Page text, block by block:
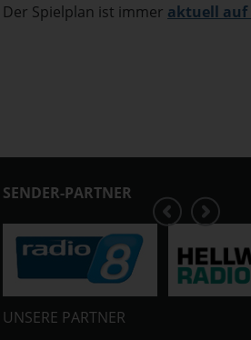
Der Spielplan ist immer aktuell auf
SENDER-PARTNER
UNSERE PARTNER